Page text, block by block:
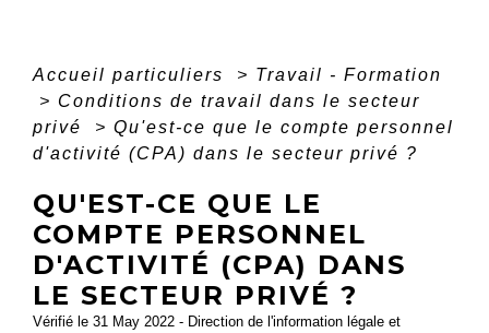
Accueil particuliers > Travail - Formation
> Conditions de travail dans le secteur
privé
> Qu'est-ce que le compte personnel
d'activité (CPA) dans le secteur privé ?
QU'EST-CE QUE LE
COMPTE PERSONNEL
D'ACTIVITÉ (CPA) DANS
LE SECTEUR PRIVÉ ?
Vérifié le 31 May 2022 - Direction de l'information légale et